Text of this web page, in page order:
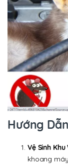
Hướng
Vệ Sinh
khoang